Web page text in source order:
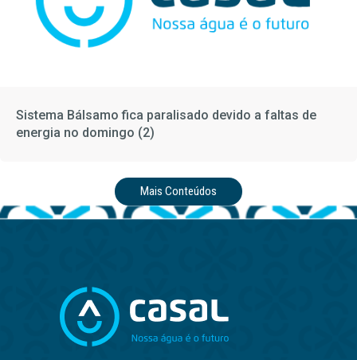
Sistema Bálsamo fica paralisado devido a faltas de
energia no domingo (2)
Mais Conteúdos